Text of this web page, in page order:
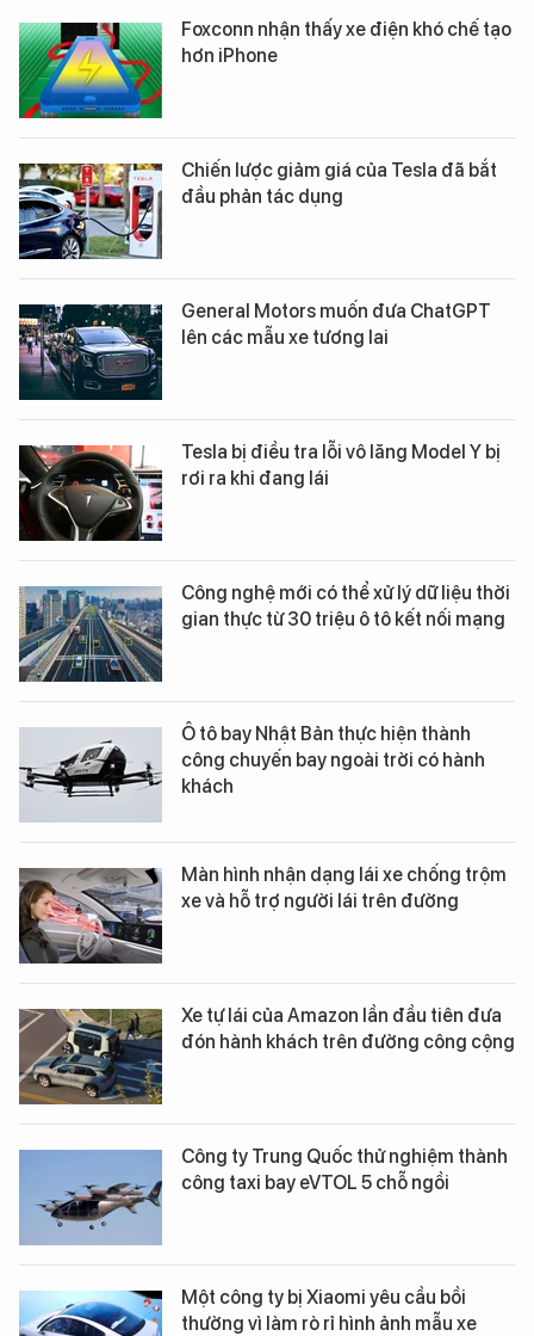
Foxconn nhận thấy xe điện khó chế tạo
hơn iPhone
Chiến lược giảm giá của Tesla đã bắt
đầu phản tác dụng
General Motors muốn đưa ChatGPT
lên các mẫu xe tương lai
Tesla bị điều tra lỗi vô lăng Model Y bị
rơi ra khi đang lái
Công nghệ mới có thể xử lý dữ liệu thời
gian thực từ 30 triệu ô tô kết nối mạng
Ô tô bay Nhật Bản thực hiện thành
công chuyến bay ngoài trời có hành
khách
Màn hình nhận dạng lái xe chống trộm
xe và hỗ trợ người lái trên đường
Xe tự lái của Amazon lần đầu tiên đưa
đón hành khách trên đường công cộng
Công ty Trung Quốc thử nghiệm thành
công taxi bay eVTOL 5 chỗ ngồi
Một công ty bị Xiaomi yêu cầu bồi
thường vì làm rò rỉ hình ảnh mẫu xe